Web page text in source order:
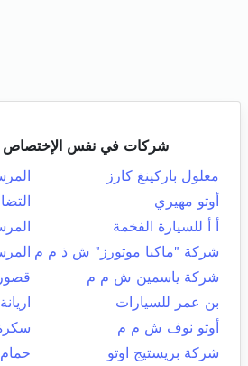
شركات في نفس الإختصاص
معلول باركينغ كارز
أوتو مهيري
أ أ للسيارة الفخمة
شركة "ماكبا موتورز" ش ذ م م
شركة ياسمين ش م م
بن عمر للسيارات
أوتو نوف ش م م
شركة بريستيج اوتو